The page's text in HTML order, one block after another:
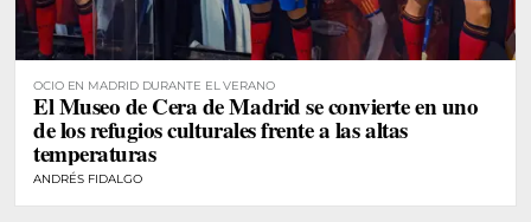
OCIO EN MADRID DURANTE EL VERANO
El Museo de Cera de Madrid se convierte en uno
de los refugios culturales frente a las altas
temperaturas
ANDRÉS FIDALGO